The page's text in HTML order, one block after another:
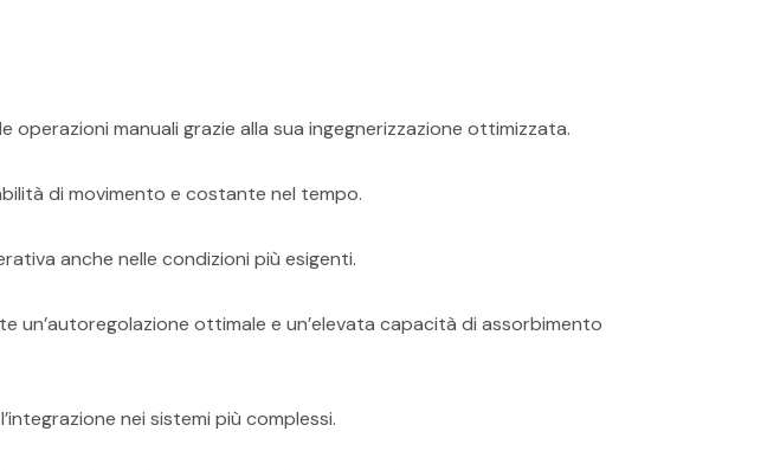
operazioni manuali grazie alla sua ingegnerizzazione ottimizzata.
di movimento e costante nel tempo.
anche nelle condizioni più esigenti.
ottimale e un’elevata capacità di assorbimento
nei sistemi più complessi.